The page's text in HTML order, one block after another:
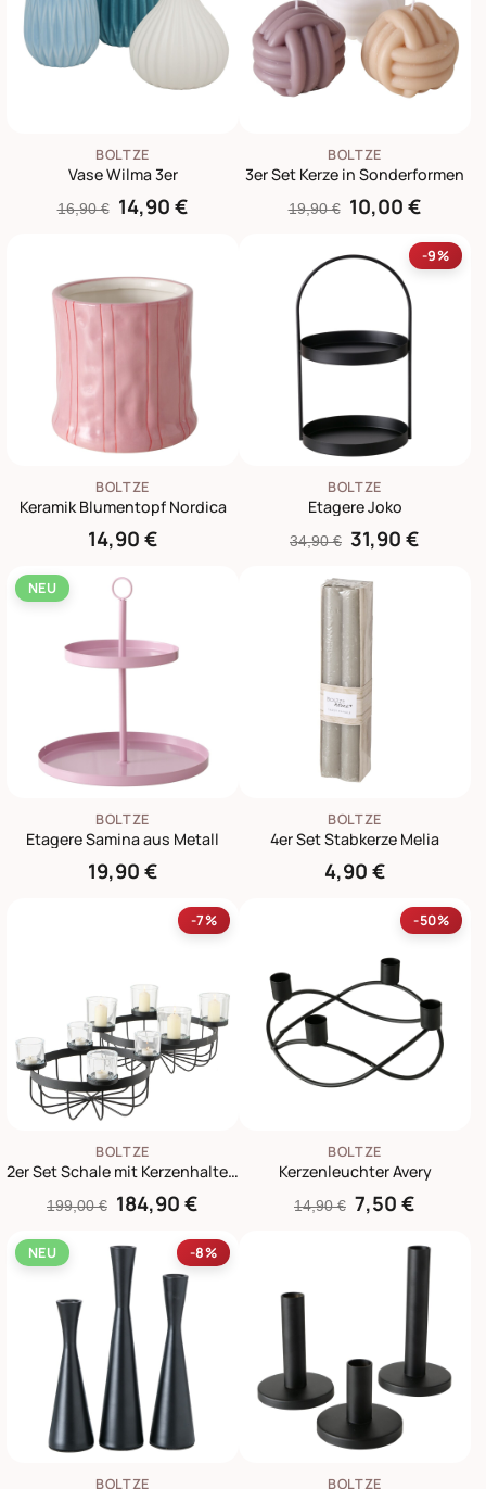
BOLTZE
Vase Wilma 3er
16,90 € 14,90 €
BOLTZE
3er Set Kerze in Sonderformen
19,90 € 10,00 €
BOLTZE
Keramik Blumentopf Nordica
14,90 €
-9%
BOLTZE
Etagere Joko
34,90 € 31,90 €
NEU
BOLTZE
Etagere Samina aus Metall
19,90 €
BOLTZE
4er Set Stabkerze Melia
4,90 €
-7%
BOLTZE
2er Set Schale mit Kerzenhalter Jonna
199,00 € 184,90 €
-50%
BOLTZE
Kerzenleuchter Avery
14,90 € 7,50 €
NEU -8%
BOLTZE BOLTZE